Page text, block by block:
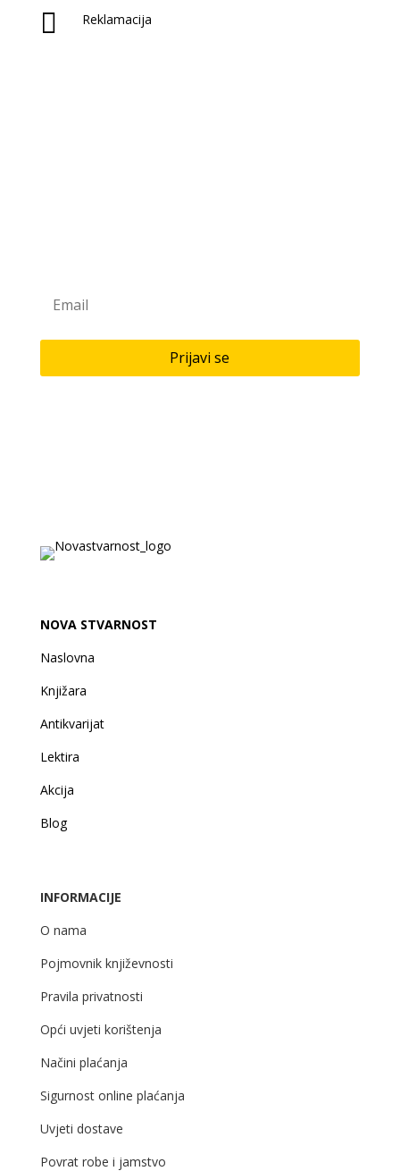
 Reklamacija
Prijavi se
NOVA STVARNOST
Naslovna
Knjižara
Antikvarijat
Lektira
Akcija
Blog
INFORMACIJE
O nama
Pojmovnik književnosti
Pravila privatnosti
Opći uvjeti korištenja
Načini plaćanja
Sigurnost online plaćanja
Uvjeti dostave
Povrat robe i jamstvo